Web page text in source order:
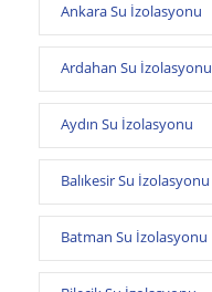
Ankara Su İzolasyonu
Ardahan Su İzolasyonu
Aydın Su İzolasyonu
Balıkesir Su İzolasyonu
Batman Su İzolasyonu